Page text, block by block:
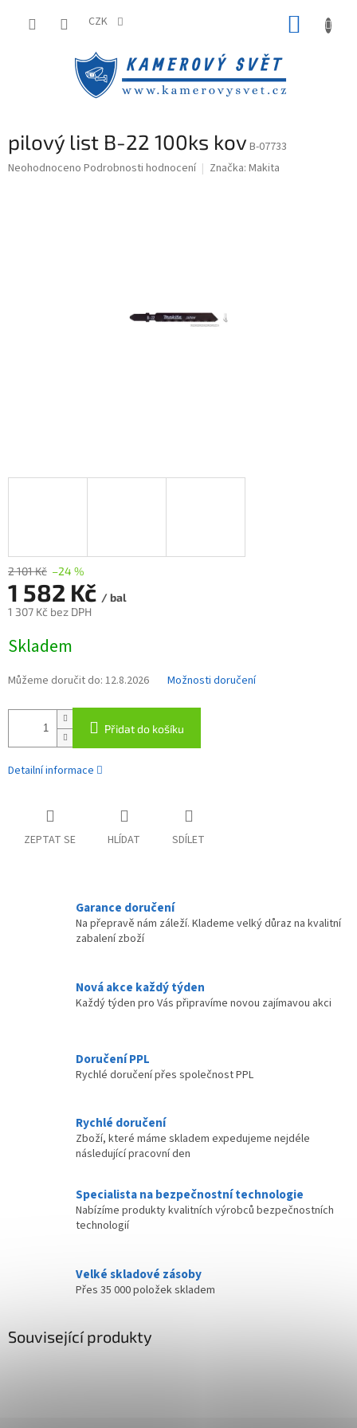
CZK
pilový list B-22 100ks kov B-07733
Průměrné
Neohodnoceno Podrobnosti hodnocení Značka: Makita
2 101 Kč –24 %
1 582 Kč / bal
1 307 Kč bez DPH
cena:
Skladem
Můžeme doručit do: 12.8.2026 Možnosti doručení
Přidat do košíku
Detailní informace
ZEPTAT SE HLÍDAT SDÍLET
Garance doručení
Na přepravě nám záleží. Klademe velký důraz na kvalitní
zabalení zboží
Nová akce každý týden
Každý týden pro Vás připravíme novou zajímavou akci
Doručení PPL
Rychlé doručení přes společnost PPL
Rychlé doručení
Zboží, které máme skladem expedujeme nejdéle
následující pracovní den
Specialista na bezpečnostní technologie
Nabízíme produkty kvalitních výrobců bezpečnostních
technologií
Velké skladové zásoby
Přes 35 000 položek skladem
Související produkty